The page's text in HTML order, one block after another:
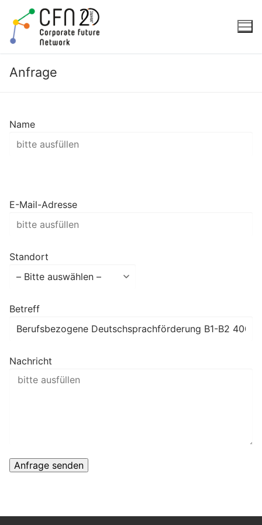
Inhalt
springen
Anfrage
Name
E-Mail-Adresse
Standort
Betreff
Nachricht